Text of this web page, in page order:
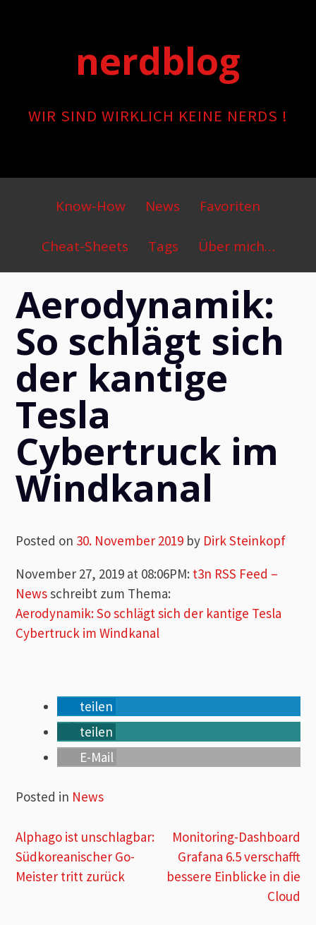
nerdblog
WIR SIND WIRKLICH KEINE NERDS !
Primary
Menu
Know-How News Favoriten
Cheat-Sheets Tags Über mich…
Aerodynamik:
So schlägt sich
der kantige
Tesla
Cybertruck im
Windkanal
Posted on 30. November 2019 by Dirk Steinkopf
November 27, 2019 at 08:06PM: t3n RSS Feed –
Newsschreibt zum Thema:
Aerodynamik: So schlägt sich der kantige Tesla
Cybertruck im Windkanal
teilen
teilen
E-Mail
Posted in News
Beitragsnavigation
Alphago ist unschlagbar:
Südkoreanischer Go-
Meister tritt zurück
Monitoring-Dashboard
Grafana 6.5 verschafft
bessere Einblicke in die
Cloud